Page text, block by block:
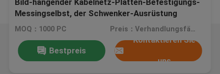
Bild-hängender Kabelnetz-Platten-Befestigungs-
Messingselbst, der Schwenker-Ausrüstung
YW86469 greift
MOQ：1000 PC Preis：Verhandlungsfähig
Bestpreis
Kontaktieren Sie
uns